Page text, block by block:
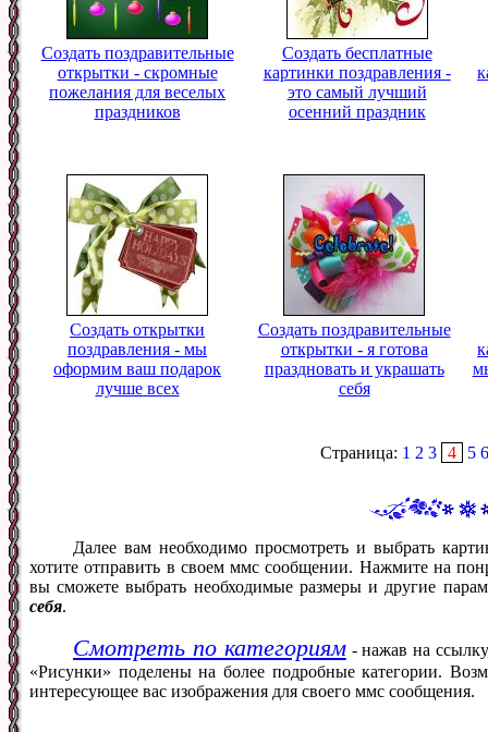
Создать поздравительные
открытки - скромные
пожелания для веселых
праздников
Создать бесплатные
картинки поздравления -
это самый лучший
осенний праздник
Создать открытки
поздравления - мы
оформим ваш подарок
лучше всех
Создать поздравительные
открытки - я готова
праздновать и украшать
себя
Страница: 1 2 3 4 5 6
Далее вам необходимо просмотреть и выбрать
хотите отправить в своем ммс сообщении. Нажмите на
вы сможете выбрать необходимые размеры и другие
себя.
Смотреть по категориям- нажав на
«Рисунки» поделены на более подробные категории.
интересующее вас изображения для своего ммс сообщения.